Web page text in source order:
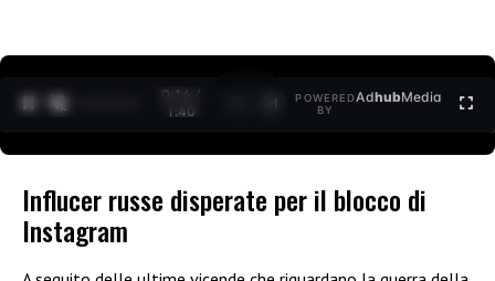
0:15 /
1:40
POWERED
BY
AdhubMedia
Influcer russe disperate per il blocco di
Instagram